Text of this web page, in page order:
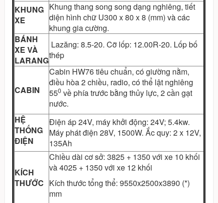
KHUNG
XE
Khung thang song song dạng nghiêng, tiết
diện hình chữ U300 x 80 x 8 (mm) và các
khung gia cường.
BÁNH
XE VÀ
LARANG
Lazăng: 8.5-20. Cỡ lốp: 12.00R-20. Lốp bố
thép
CABIN
Cabin HW76 tiêu chuẩn, có giường nằm,
điều hòa 2 chiều, radio, có thể lật nghiêng
550 về phía trước bằng thủy lực, 2 cần gạt
nước.
HỆ
THỐNG
ĐIỆN
Điện áp 24V, máy khởi động: 24V; 5.4kw.
Máy phát điện 28V, 1500W. Ắc quy: 2 x 12V,
135Ah
KÍCH
THƯỚC
Chiều dài cơ sở: 3825 + 1350 với xe 10 khối
và 4025 + 1350 với xe 12 khối
Kích thước tổng thể: 9550x2500x3890 (*)
mm